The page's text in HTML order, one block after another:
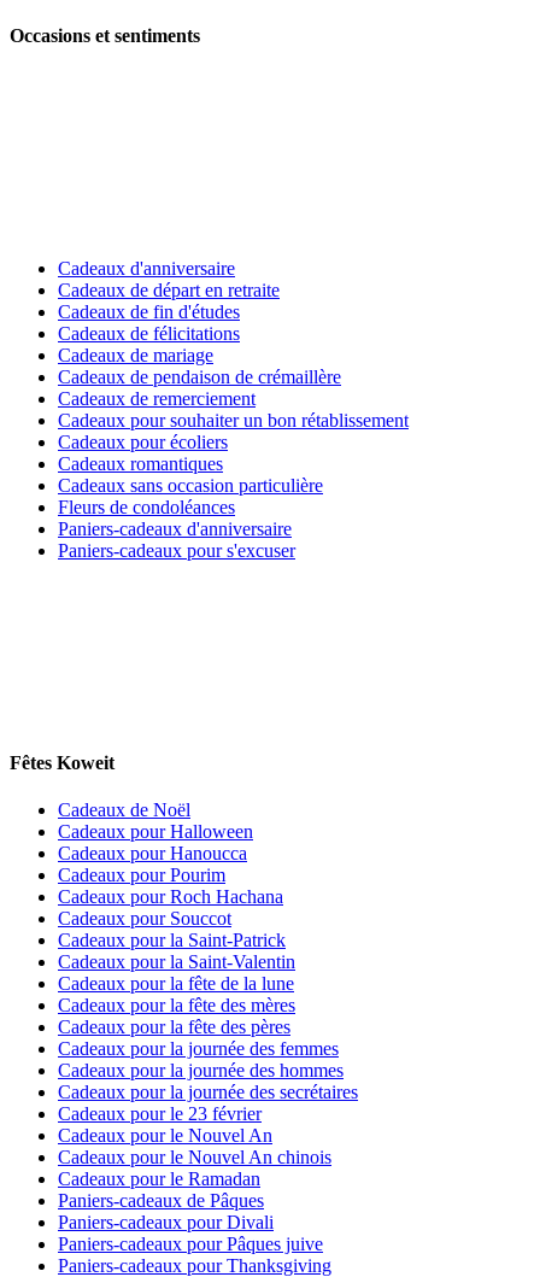
Occasions et sentiments
Cadeaux d'anniversaire
Cadeaux de départ en retraite
Cadeaux de fin d'études
Cadeaux de félicitations
Cadeaux de mariage
Cadeaux de pendaison de crémaillère
Cadeaux de remerciement
Cadeaux pour souhaiter un bon rétablissement
Cadeaux pour écoliers
Cadeaux romantiques
Cadeaux sans occasion particulière
Fleurs de condoléances
Paniers-cadeaux d'anniversaire
Paniers-cadeaux pour s'excuser
Fêtes Koweit
Cadeaux de Noël
Cadeaux pour Halloween
Cadeaux pour Hanoucca
Cadeaux pour Pourim
Cadeaux pour Roch Hachana
Cadeaux pour Souccot
Cadeaux pour la Saint-Patrick
Cadeaux pour la Saint-Valentin
Cadeaux pour la fête de la lune
Cadeaux pour la fête des mères
Cadeaux pour la fête des pères
Cadeaux pour la journée des femmes
Cadeaux pour la journée des hommes
Cadeaux pour la journée des secrétaires
Cadeaux pour le 23 février
Cadeaux pour le Nouvel An
Cadeaux pour le Nouvel An chinois
Cadeaux pour le Ramadan
Paniers-cadeaux de Pâques
Paniers-cadeaux pour Divali
Paniers-cadeaux pour Pâques juive
Paniers-cadeaux pour Thanksgiving